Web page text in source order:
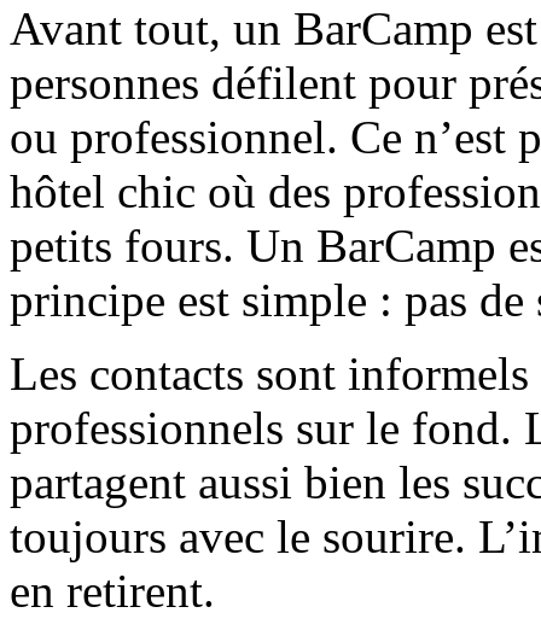
Avant tout, un BarCamp
personnes défilent pour
ou professionnel. Ce n’est
hôtel chic où des
petits fours. Un BarCamp
principe est simple : pas
Les contacts sont
professionnels sur le fond.
partagent aussi bien les
toujours avec le sourire.
en retirent.